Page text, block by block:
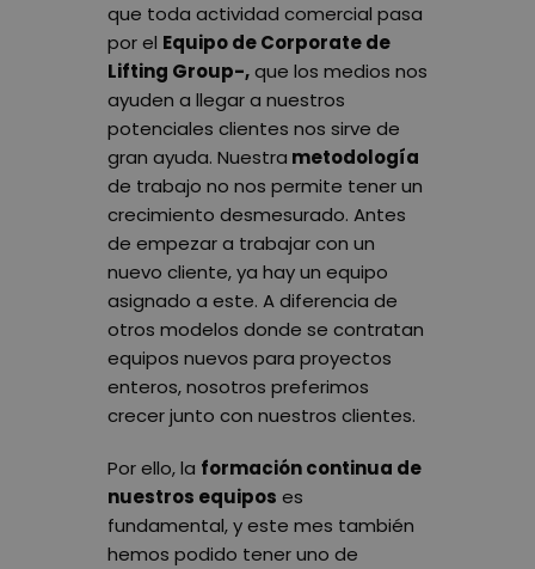
que toda actividad comercial pasa
por el Equipo de Corporate de
Lifting Group-,que los medios nos
ayuden a llegar a nuestros
potenciales clientes nos sirve de
gran ayuda. Nuestra metodología
de trabajo no nos permite tener un
crecimiento desmesurado. Antes
de empezar a trabajar con un
nuevo cliente, ya hay un equipo
asignado a este. A diferencia de
otros modelos donde se contratan
equipos nuevos para proyectos
enteros, nosotros preferimos
crecer junto con nuestros clientes.
Por ello, la formación continua de
nuestros equipos es
fundamental, y este mes también
hemos podido tener uno de